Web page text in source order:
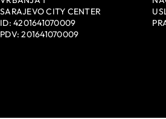
SARAJEVO CITY CENTER
ID: 4201641070009
PDV: 201641070009